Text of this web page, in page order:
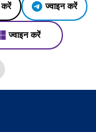
करें ज्वाइन करें
ज्वाइन करें